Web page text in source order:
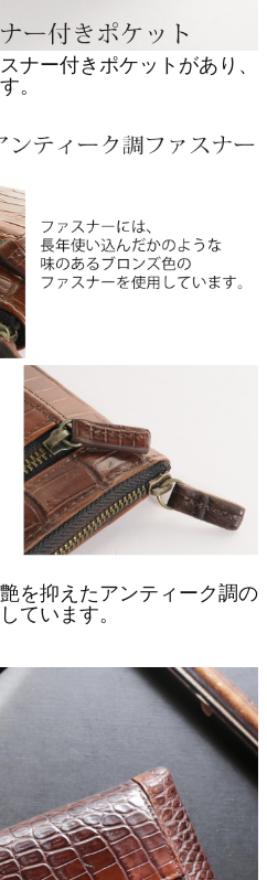
ナー付きポケットがあり、
。
を抑えたアンティーク調の
ています。